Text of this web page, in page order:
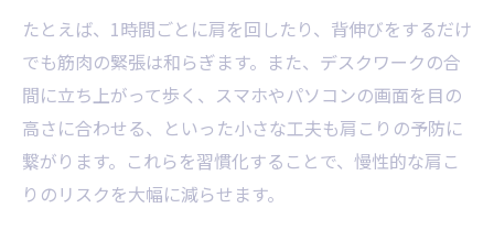
肩こり対策で意識したい姿勢のポイント
女性の口コミで高評価の肩こり対策
仕事帰りにできる肩こり緩和の新アプローチ
仕事帰りにおすすめ肩こり緩和法比較
帰宅前にできる肩こりストレッチ実践例
肩こり解消に役立つリフレッシュ法
たとえば、1時間ごとに肩を回したり、背伸びをするだけ
でも筋肉の緊張は和らぎます。また、デスクワークの合
間に立ち上がって歩く、スマホやパソコンの画面を目の
高さに合わせる、といった小さな工夫も肩こりの予防に
繋がります。これらを習慣化することで、慢性的な肩こ
りのリスクを大幅に減らせます。